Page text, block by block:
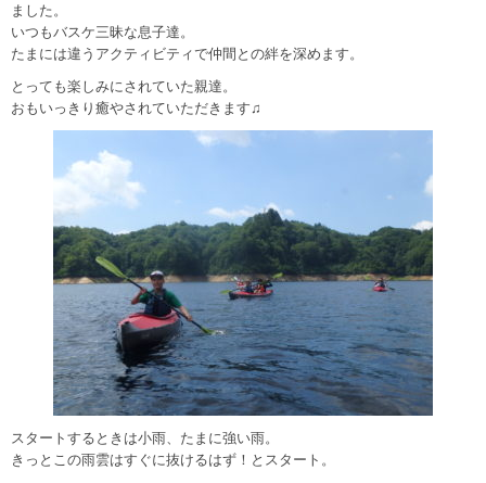
ました。
いつもバスケ三昧な息子達。
たまには違うアクティビティで仲間との絆を深めます。
とっても楽しみにされていた親達。
おもいっきり癒やされていただきます♫
スタートするときは小雨、たまに強い雨。
きっとこの雨雲はすぐに抜けるはず！とスタート。